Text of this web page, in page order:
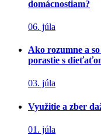
domácnostiam?
06. júla
Ako rozumne a
porastie s
03. júla
Využitie a zber
01. júla